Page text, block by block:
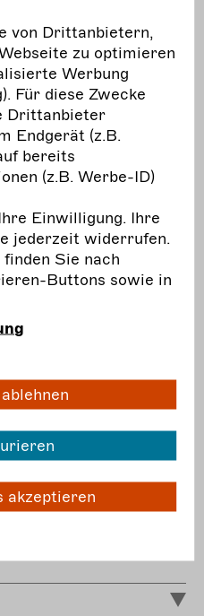
To determine and
develop proposals for
improvements and
solutions for the social
security system for
performing arts
professionals in
Germany, a glimpse at
countries is also
helpful. Therefore, a
European study was
conducted as part of
research project. This
social security
systems in five
European countries to
derive possible
improvements in
Germany.
von Drittanbietern,
zu optimieren
Werbung
Für diese Zwecke
Drittanbieter
Endgerät (z.B.
bereits
(z.B. Werbe-ID)
Einwilligung. Ihre
jederzeit widerrufen.
Sie nach
Buttons sowie in
akzeptieren